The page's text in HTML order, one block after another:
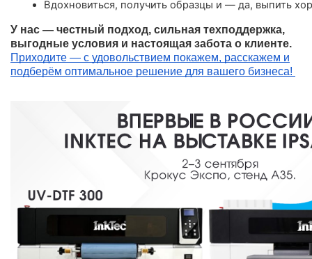
Вдохновиться, получить образцы и — да, выпить
У нас — честный подход, сильная техподдержка,
выгодные условия и настоящая забота о клиенте.
Приходите — с удовольствием покажем, расскажем и
подберём оптимальное решение для вашего бизнеса!